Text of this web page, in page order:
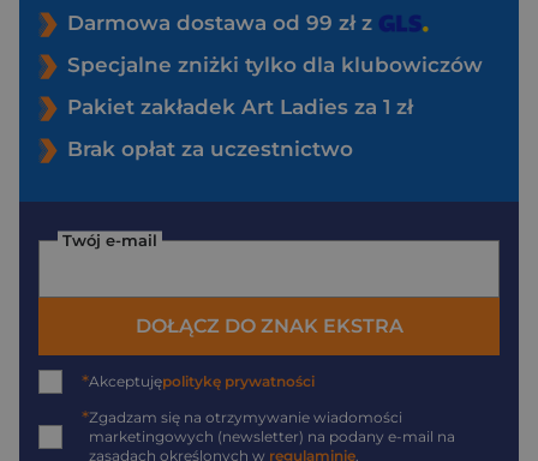
Darmowa dostawa od 99 zł z
Specjalne zniżki tylko dla klubowiczów
Pakiet zakładek Art Ladies za 1 zł
Brak opłat za uczestnictwo
Twój e-mail
DOŁĄCZ DO ZNAK EKSTRA
*Akceptujępolitykę prywatności
*Zgadzam się na otrzymywanie wiadomości
marketingowych (newsletter) na podany e-mail na
zasadach określonych w regulaminie.